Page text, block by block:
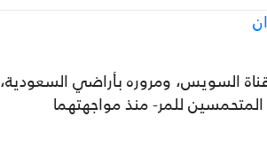
تقليله وقت النقل بنسبة 40 بالمئة عن قناة السويس، ومروره بأراضي السعودية،
للمر- منذ مواجهتهما